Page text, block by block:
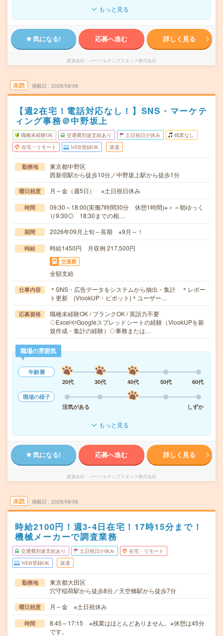
もっと見る
気になる! 応募へ進む 詳しく見る
派遣会社 パーソルテンプスタッフ株式会社
未読 掲載日 2026/08/08
【週2在宅！電話対応なし！】SNS・マーケテ
ィング事務＠中野坂上
職種未経験OK 交通費別途支給あり 土日祝日が休み 残業なし
在宅・リモート WEB登録OK 派遣
勤務地
東京都中野区
西新宿駅から徒歩10分／中野坂上駅から徒歩1分
曜日頻度 月～金（週5日） ※土日祝日休み
時間
09:30～18:00(実働7時間30分 休憩1時間)※＞＞朝ゆっく
り9:30◎ 18:30までの相…
期間 2026年09月上旬～長期 ※9月～！
時給 時給1450円 月収例 217,500円
交通費
全額支給
仕事内容
＊SNS・広告データをシステムから抽出・集計 ＊レポー
ト更新 (VlookUP・ピボット)＊ユーザー…
応募資格
職種未経験OK / ブランクOK / 英語力不要
◇ExcelやGoogleスプレッドシートの経験（VlookUPを新
規作成・集計の経験）◇事務または…
職場の雰囲気
年齢層
20代
30代 40代 50代
60代
職場の様子
活気がある
しずか
もっと見る
気になる! 応募へ進む 詳しく見る
派遣会社 パーソルテンプスタッフ株式会社
未読 掲載日 2026/08/08
時給2100円！週3-4日在宅！17時15分まで！
機械メーカーで調査業務
交通費別途支給あり 土日祝日が休み 在宅・リモート
WEB登録OK 派遣
勤務地
東京都大田区
穴守稲荷駅から徒歩8分／天空橋駅から徒歩7分
曜日頻度 月～金 ※土日祝休み
時間
8:45～17:15 ※残業はほとんどありません。※休憩は45分
です。